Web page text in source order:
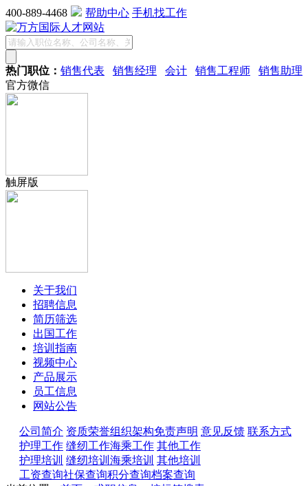
400-889-4468 帮助中心 手机找工作
热门职位： 销售代表 销售经理 会计 销售工程师
销售助理
官方微信
触屏版
关于我们
招聘信息
简历筛选
出国工作
培训指南
视频中心
产品展示
员工信息
网站公告
公司简介 资质荣誉组织架构免责声明 意见反馈 联系方式
护理工作 缝纫工作海乘工作 其他工作
护理培训 缝纫培训 海乘培训 其他培训
工资查询社保查询积分查询档案查询